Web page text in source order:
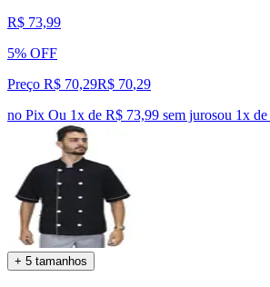
R$ 73,99
5% OFF
Preço R$ 70,29R$ 70,29
no Pix Ou 1x de R$ 73,99 sem jurosou 1x de
+ 5 tamanhos